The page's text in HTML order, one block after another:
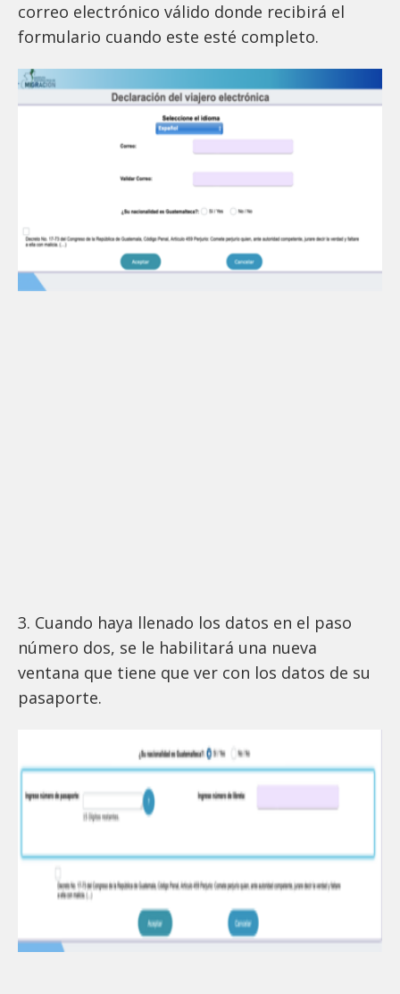
correo electrónico válido donde recibirá el
formulario cuando este esté completo.
3. Cuando haya llenado los datos en el paso
número dos, se le habilitará una nueva
ventana que tiene que ver con los datos de su
pasaporte.